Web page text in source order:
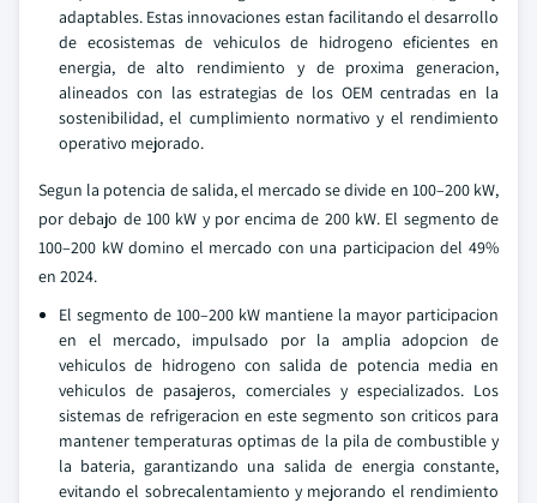
adaptables. Estas innovaciones estan facilitando el desarrollo
de ecosistemas de vehiculos de hidrogeno eficientes en
energia, de alto rendimiento y de proxima generacion,
alineados con las estrategias de los OEM centradas en la
sostenibilidad, el cumplimiento normativo y el rendimiento
operativo mejorado.
Segun la potencia de salida, el mercado se divide en 100–200 kW,
por debajo de 100 kW y por encima de 200 kW. El segmento de
100–200 kW domino el mercado con una participacion del 49%
en 2024.
El segmento de 100–200 kW mantiene la mayor participacion
en el mercado, impulsado por la amplia adopcion de
vehiculos de hidrogeno con salida de potencia media en
vehiculos de pasajeros, comerciales y especializados. Los
sistemas de refrigeracion en este segmento son criticos para
mantener temperaturas optimas de la pila de combustible y
la bateria, garantizando una salida de energia constante,
evitando el sobrecalentamiento y mejorando el rendimiento